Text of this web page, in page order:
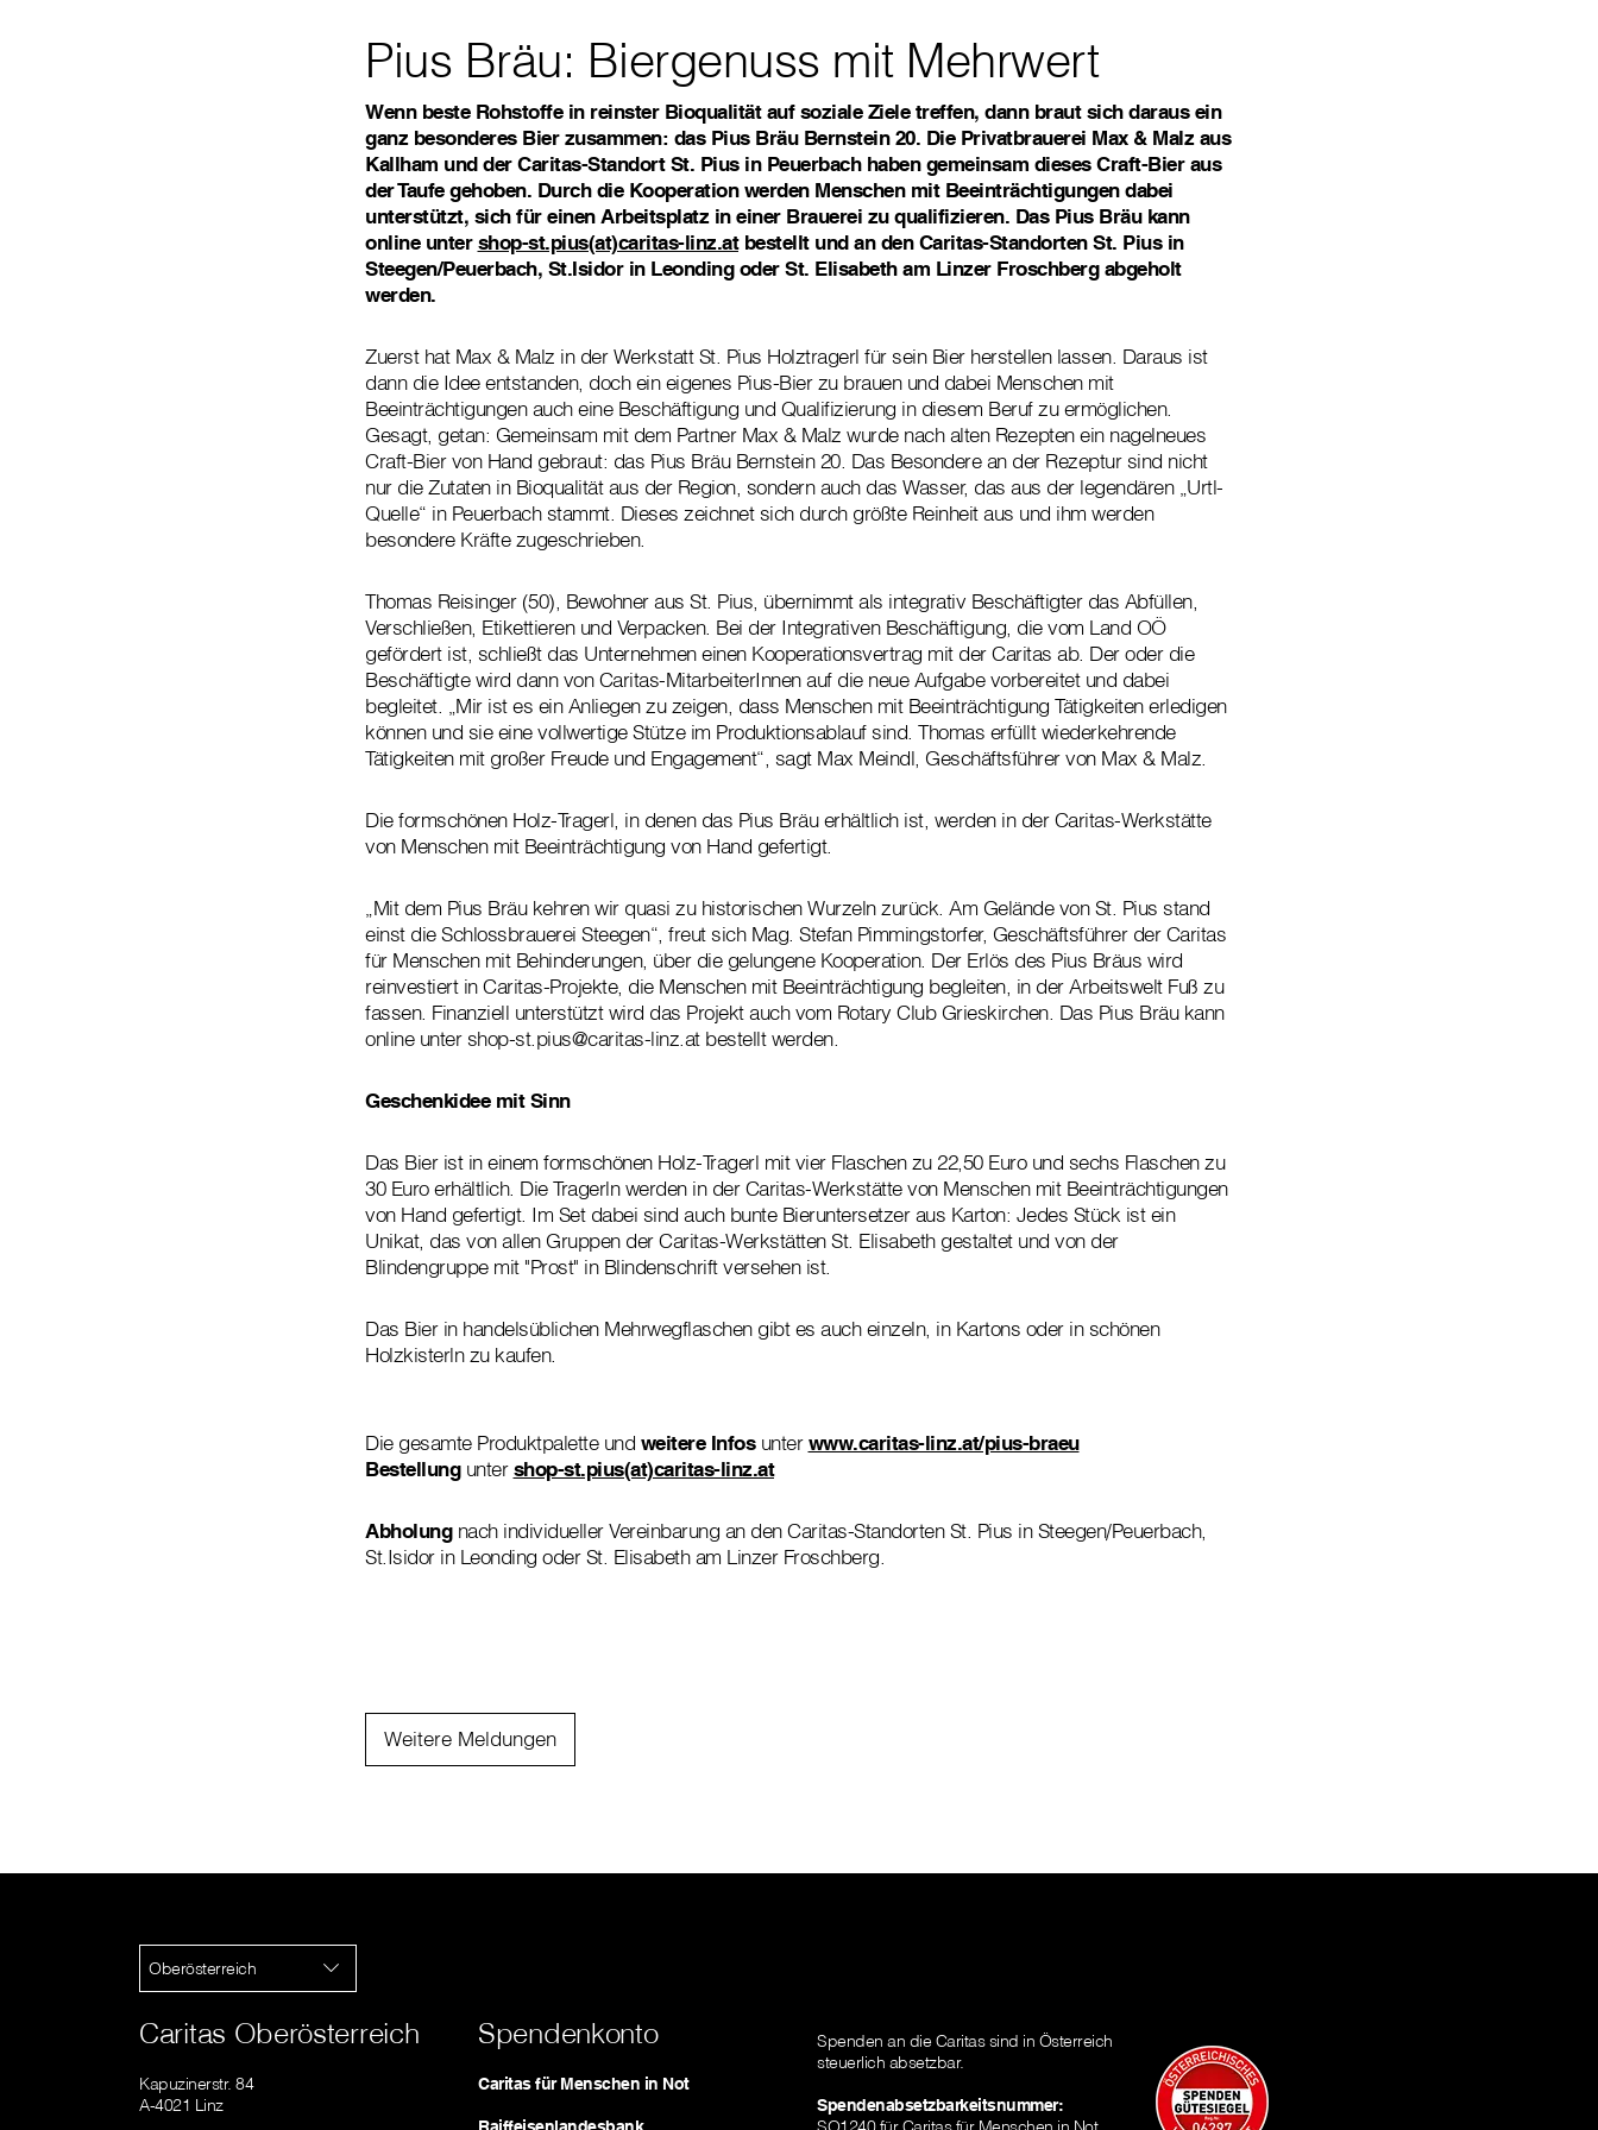
Pius Bräu: Biergenuss mit Mehrwert
Wenn beste Rohstoffe in reinster Bioqualität auf soziale Ziele treffen, dann braut sich daraus ein
ganz besonderes Bier zusammen: das Pius Bräu Bernstein 20. Die Privatbrauerei Max & Malz aus
Kallham und der Caritas-Standort St. Pius in Peuerbach haben gemeinsam dieses Craft-Bier aus
der Taufe gehoben. Durch die Kooperation werden Menschen mit Beeinträchtigungen dabei
unterstützt, sich für einen Arbeitsplatz in einer Brauerei zu qualifizieren. Das Pius Bräu kann
online untershop-st.pius(at)caritas-linz.atbestellt und anden Caritas-Standorten St. Pius in
Steegen/Peuerbach, St.Isidor in Leonding oder St. Elisabeth am Linzer Froschberg abgeholt
werden.
Zuerst hat Max & Malz in der Werkstatt St. Pius Holztragerl für sein Bier herstellen lassen. Daraus ist
dann die Idee entstanden, doch ein eigenes Pius-Bier zu brauen und dabei Menschen mit
Beeinträchtigungen auch eine Beschäftigung und Qualifizierung in diesem Beruf zu ermöglichen.
Gesagt, getan: Gemeinsam mit dem Partner Max & Malz wurde nach alten Rezepten ein nagelneues
Craft-Bier von Hand gebraut: das Pius Bräu Bernstein 20. Das Besondere an der Rezeptur sind nicht
nur die Zutaten in Bioqualität aus der Region, sondern auch das Wasser, das aus der legendären „Urtl-
Quelle“ in Peuerbach stammt. Dieses zeichnet sich durch größte Reinheit aus und ihm werden
besondere Kräfte zugeschrieben.
Thomas Reisinger (50), Bewohner aus St. Pius, übernimmt als integrativ Beschäftigter das Abfüllen,
Verschließen, Etikettieren und Verpacken. Bei der Integrativen Beschäftigung, die vom Land OÖ
gefördert ist, schließt das Unternehmen einen Kooperationsvertrag mit der Caritas ab. Der oder die
Beschäftigte wird dann von Caritas-MitarbeiterInnen auf die neue Aufgabe vorbereitet und dabei
begleitet. „Mir ist es ein Anliegen zu zeigen, dass Menschen mit Beeinträchtigung Tätigkeiten erledigen
können und sie eine vollwertige Stütze im Produktionsablauf sind. Thomas erfüllt wiederkehrende
Tätigkeiten mit großer Freude und Engagement“, sagt Max Meindl, Geschäftsführer von Max & Malz.
Die formschönen Holz-Tragerl, in denen das Pius Bräu erhältlich ist, werden in der Caritas-Werkstätte
von Menschen mit Beeinträchtigung von Hand gefertigt.
„Mit dem Pius Bräu kehren wir quasi zu historischen Wurzeln zurück. Am Gelände von St. Pius stand
einst die Schlossbrauerei Steegen“, freut sich Mag. Stefan Pimmingstorfer, Geschäftsführer der Caritas
für Menschen mit Behinderungen, über die gelungene Kooperation. Der Erlös des Pius Bräus wird
reinvestiert in Caritas-Projekte, die Menschen mit Beeinträchtigung begleiten, in der Arbeitswelt Fuß zu
fassen. Finanziell unterstützt wird das Projekt auch vom Rotary Club Grieskirchen. Das Pius Bräu kann
online unter shop-st.pius@caritas-linz.at bestellt werden.
Geschenkidee mit Sinn
Das Bier ist in einem formschönen Holz-Tragerl mit vier Flaschen zu 22,50 Euro und sechs Flaschen zu
30 Euro erhältlich. Die Tragerln werden in der Caritas-Werkstätte von Menschen mit Beeinträchtigungen
von Hand gefertigt. Im Set dabei sind auch bunte Bieruntersetzer aus Karton: Jedes Stück ist ein
Unikat, das von allen Gruppen der Caritas-Werkstätten St. Elisabeth gestaltet und von der
Blindengruppe mit "Prost" in Blindenschrift versehen ist.
Das Bier in handelsüblichen Mehrwegflaschen gibt es auch einzeln, in Kartons oder in schönen
Holzkisterln zu kaufen.
Die gesamte Produktpalette und weitere Infosunterwww.caritas-linz.at/pius-braeu
Bestellunguntershop-st.pius(at)caritas-linz.at
Abholungnach individueller Vereinbarung an den Caritas-Standorten St. Pius in Steegen/Peuerbach,
St.Isidor in Leonding oder St. Elisabeth am Linzer Froschberg.
Weitere Meldungen
Oberösterreich
Caritas Oberösterreich
Kapuzinerstr. 84
A-4021 Linz
Spendenkonto
Caritas für Menschen in Not
Spenden an die Caritas sind in Österreich
steuerlich absetzbar.
Spendenabsetzbarkeitsnummer: